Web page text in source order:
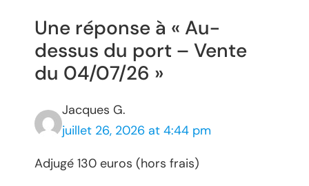
Une réponse à « Au-
dessus du port – Vente
du 04/07/26 »
Jacques G.
juillet 26, 2026 at 4:44 pm
Adjugé 130 euros (hors frais)